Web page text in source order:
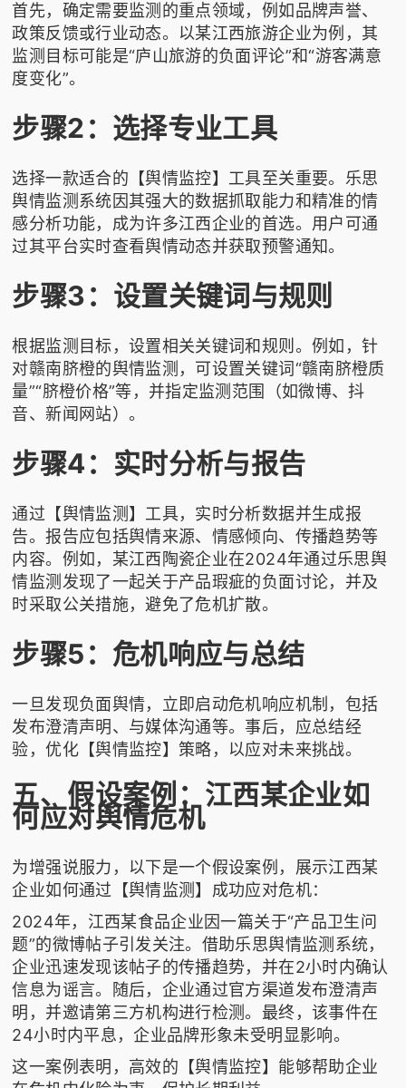
首先，确定需要监测的重点领域，例如品牌声誉、
政策反馈或行业动态。以某江西旅游企业为例，其
监测目标可能是“庐山旅游的负面评论”和“游客满意
度变化”。
步骤2：选择专业工具
选择一款适合的【舆情监控】工具至关重要。乐思
舆情监测系统因其强大的数据抓取能力和精准的情
感分析功能，成为许多江西企业的首选。用户可通
过其平台实时查看舆情动态并获取预警通知。
步骤3：设置关键词与规则
根据监测目标，设置相关关键词和规则。例如，针
对赣南脐橙的舆情监测，可设置关键词“赣南脐橙质
量”“脐橙价格”等，并指定监测范围（如微博、抖
音、新闻网站）。
步骤4：实时分析与报告
通过【舆情监测】工具，实时分析数据并生成报
告。报告应包括舆情来源、情感倾向、传播趋势等
内容。例如，某江西陶瓷企业在2024年通过乐思舆
情监测发现了一起关于产品瑕疵的负面讨论，并及
时采取公关措施，避免了危机扩散。
步骤5：危机响应与总结
一旦发现负面舆情，立即启动危机响应机制，包括
发布澄清声明、与媒体沟通等。事后，应总结经
验，优化【舆情监控】策略，以应对未来挑战。
五、假设案例：江西某企业如
何应对舆情危机
为增强说服力，以下是一个假设案例，展示江西某
企业如何通过【舆情监测】成功应对危机：
2024年，江西某食品企业因一篇关于“产品卫生问
题”的微博帖子引发关注。借助乐思舆情监测系统，
企业迅速发现该帖子的传播趋势，并在2小时内确认
信息为谣言。随后，企业通过官方渠道发布澄清声
明，并邀请第三方机构进行检测。最终，该事件在
24小时内平息，企业品牌形象未受明显影响。
这一案例表明，高效的【舆情监控】能够帮助企业